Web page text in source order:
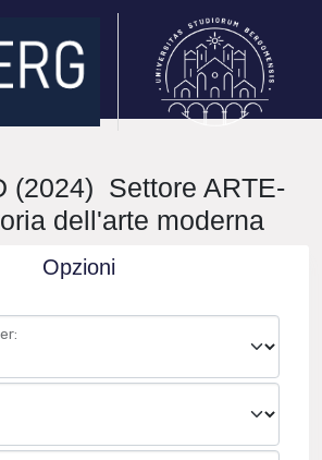
(2024) Settore ARTE-
dell'arte moderna
Opzioni